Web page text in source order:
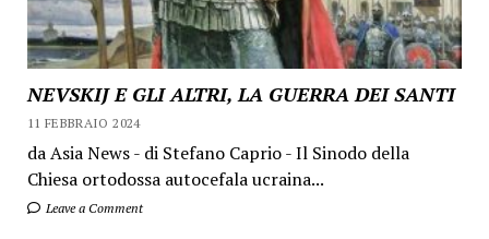
NEVSKIJ E GLI ALTRI, LA GUERRA DEI SANTI
11 FEBBRAIO 2024
da Asia News - di Stefano Caprio - Il Sinodo della
Chiesa ortodossa autocefala ucraina...
Leave a Comment